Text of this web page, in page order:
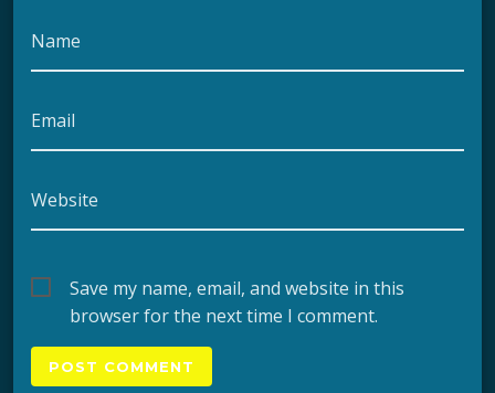
Name
Email
Website
Save my name, email, and website in this
browser for the next time I comment.